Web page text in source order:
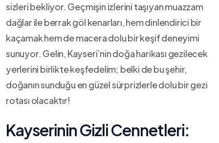
sizleri bekliyor. Geçmişin izlerini taşıyan ​muazzam
dağlar ile berrak ‍göl kenarları, ⁣hem​ dinlendirici⁤ bir
kaçamak hem⁣ de macera dolu ⁤bir‌ keşif deneyimi
sunuyor. ‍Gelin, Kayseri’nin doğa harikası gezilecek
yerlerini birlikte keşfedelim; belki de bu şehir,
doğanın ⁤sunduğu en güzel sürprizlerle dolu‌ bir gezi
rotası olacaktır!
Kayserinin⁢ Gizli Cennetleri: